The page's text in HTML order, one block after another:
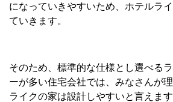
になっていきやすいため、ホテルラ
ていきます。
そのため、標準的な仕様とし選べる
ーが多い住宅会社では、みなさんが
ライクの家は設計しやすいと言えます